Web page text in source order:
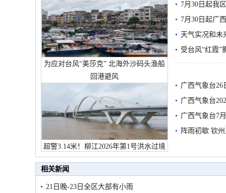
为应对台风“美莎克” 北海外沙码头渔船
回港避风
超警3.14米！柳江2026年第1号洪水过境
市民在堤岸见证汛况
7月30日起我
7月30日起广
天气实况和未
受台风“红霞”
有较强降雨
广西气象台26
广西气象台
预警
广西气象台7
阵雨初歇 钦
相关新闻
21日晚-23日全区大部有小雨